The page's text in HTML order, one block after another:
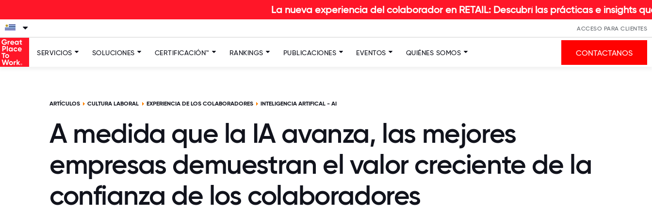
La nueva experiencia del colaborador en RETAIL: Descubrí las prácticas e insights que hacen
ACCESO PARA CLIENTES
SERVICIOS SOLUCIONES CERTIFICACIÓN™ RANKINGS PUBLICACIONES EVENTOS QUIÉNES SOMOS CONTACTANOS
ARTÍCULOS CULTURA LABORAL EXPERIENCIA DE LOS COLABORADORES INTELIGENCIA ARTIFICAL - AI
A medida que la IA avanza, las mejores
empresas demuestran el valor creciente de la
confianza de los colaboradores